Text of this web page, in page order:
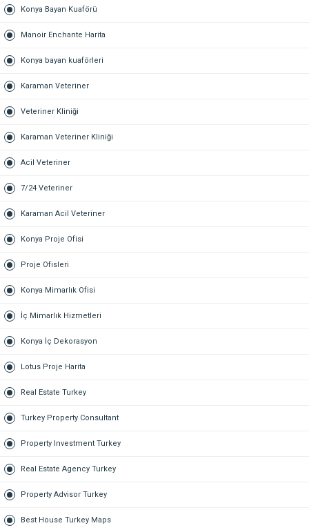
Konya Bayan Kuaförü
Manoir Enchante Harita
Konya bayan kuaförleri
Karaman Veteriner
Veteriner Kliniği
Karaman Veteriner Kliniği
Acil Veteriner
7/24 Veteriner
Karaman Acil Veteriner
Konya Proje Ofisi
Proje Ofisleri
Konya Mimarlık Ofisi
İç Mimarlık Hizmetleri
Konya İç Dekorasyon
Lotus Proje Harita
Real Estate Turkey
Turkey Property Consultant
Property Investment Turkey
Real Estate Agency Turkey
Property Advisor Turkey
Best House Turkey Maps